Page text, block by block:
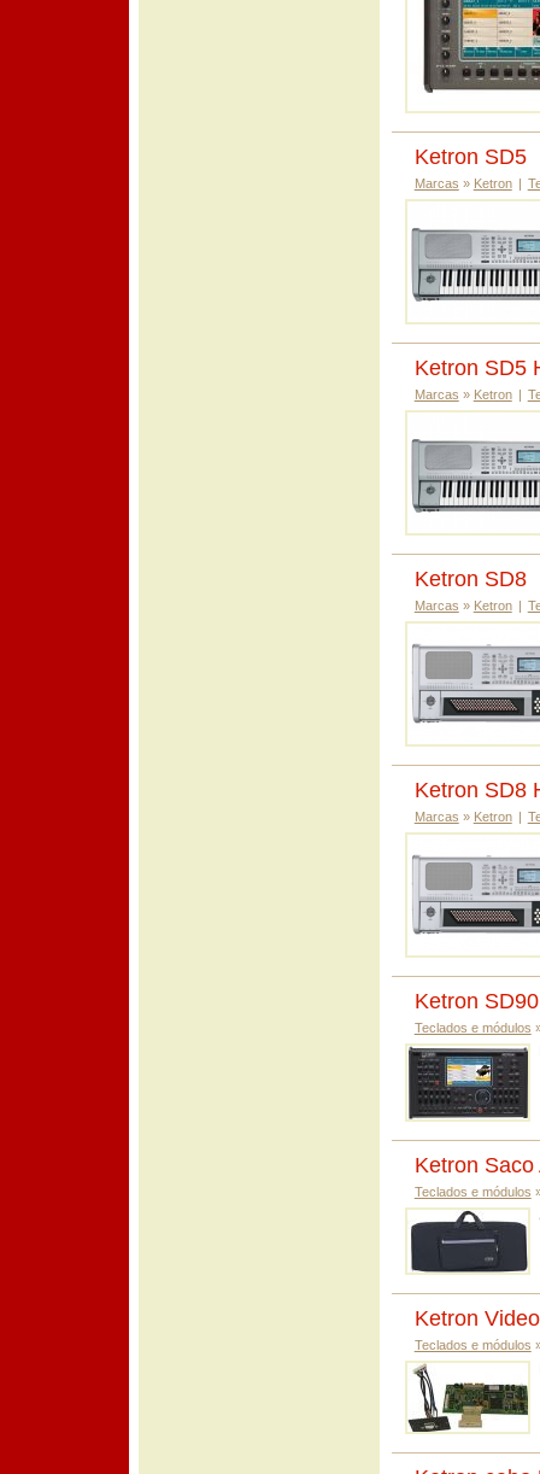
Ketron SD5
Marcas » Ketron |
Ketron SD5
Marcas » Ketron |
Ketron SD8
Marcas » Ketron |
Ketron SD8
Marcas » Ketron |
Ketron SD90
Teclados e módulos
Ketron
Teclados e módulos
Ketron
Teclados e módulos